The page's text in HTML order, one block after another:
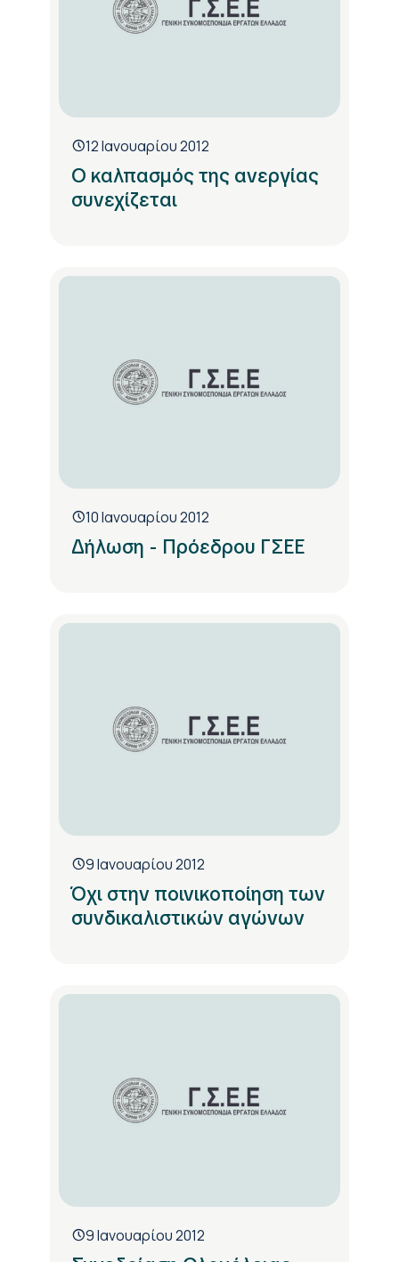
12 Ιανουαρίου 2012
Ο καλπασμός της ανεργίας
συνεχίζεται
10 Ιανουαρίου 2012
Δήλωση - Πρόεδρου ΓΣΕΕ
9 Ιανουαρίου 2012
Όχι στην ποινικοποίηση των
συνδικαλιστικών αγώνων
9 Ιανουαρίου 2012